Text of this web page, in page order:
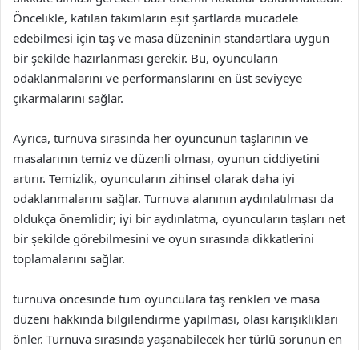
Öncelikle, katılan takımların eşit şartlarda mücadele
edebilmesi için taş ve masa düzeninin standartlara uygun
bir şekilde hazırlanması gerekir. Bu, oyuncuların
odaklanmalarını ve performanslarını en üst seviyeye
çıkarmalarını sağlar.
Ayrıca, turnuva sırasında her oyuncunun taşlarının ve
masalarının temiz ve düzenli olması, oyunun ciddiyetini
artırır. Temizlik, oyuncuların zihinsel olarak daha iyi
odaklanmalarını sağlar. Turnuva alanının aydınlatılması da
oldukça önemlidir; iyi bir aydınlatma, oyuncuların taşları net
bir şekilde görebilmesini ve oyun sırasında dikkatlerini
toplamalarını sağlar.
turnuva öncesinde tüm oyunculara taş renkleri ve masa
düzeni hakkında bilgilendirme yapılması, olası karışıklıkları
önler. Turnuva sırasında yaşanabilecek her türlü sorunun en